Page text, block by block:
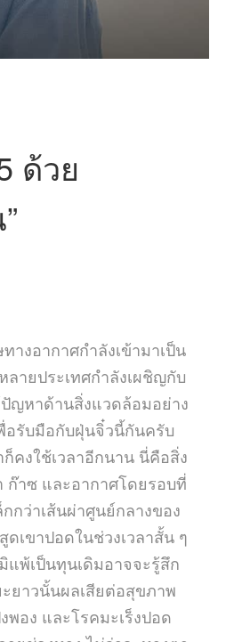
ด้วย
งอากาศกำลังเข้ามาเป็น
ายประเทศกำลังเผชิญกับ
ญหาด้านสิ่งแวดล้อมอย่าง
อรับมือกับฝุ่นจิ๋วนี้กันครับ
คงใช้เวลาอีกนาน นี่คือสิ่ง
ก๊าซ และอากาศโดยรอบที่
กว่าเส้นผ่าศูนย์กลางของ
เขาปอดในช่วงเวลาสั้น ๆ
พ้เป็นทุนเดิมอาจจะรู้สึก
ยาวนั้นผลเสียต่อสุขภาพ
อง และโรคมะเร็งปอด